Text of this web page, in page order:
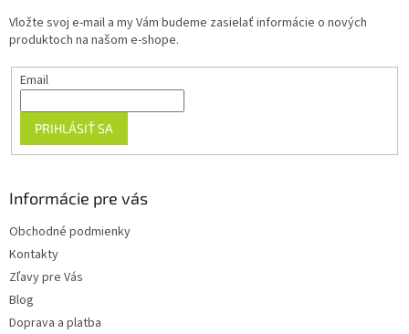
Vložte svoj e-mail a my Vám budeme zasielať informácie o nových
produktoch na našom e-shope.
Email
PRIHLÁSIŤ SA
Informácie pre vás
Obchodné podmienky
Kontakty
Zľavy pre Vás
Blog
Doprava a platba